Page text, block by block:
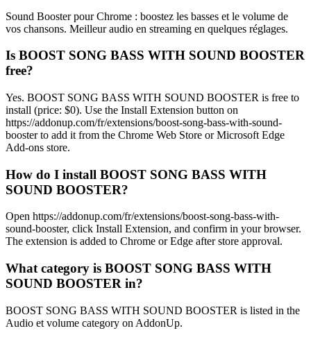
Sound Booster pour Chrome : boostez les basses et le volume de
vos chansons. Meilleur audio en streaming en quelques réglages.
Is BOOST SONG BASS WITH SOUND BOOSTER
free?
Yes. BOOST SONG BASS WITH SOUND BOOSTER is free to
install (price: $0). Use the Install Extension button on
https://addonup.com/fr/extensions/boost-song-bass-with-sound-
booster to add it from the Chrome Web Store or Microsoft Edge
Add-ons store.
How do I install BOOST SONG BASS WITH
SOUND BOOSTER?
Open https://addonup.com/fr/extensions/boost-song-bass-with-
sound-booster, click Install Extension, and confirm in your browser.
The extension is added to Chrome or Edge after store approval.
What category is BOOST SONG BASS WITH
SOUND BOOSTER in?
BOOST SONG BASS WITH SOUND BOOSTER is listed in the
Audio et volume category on AddonUp.